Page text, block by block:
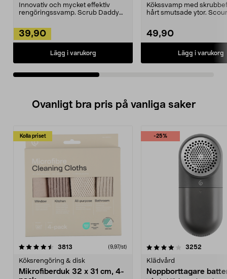
Innovativ och mycket effektiv
rengöringssvamp. Scrub Daddy
39,90
Lägg i varukorg
Daddy Steel, 2-pack
Kökssvamp med
hårt smutsade ytor.
49,90
Lägg i varukorg
Ovanligt bra pris på vanliga saker
Kolla priset
3813 (9,97/st)
Köksrengöring & disk
Mikrofiberduk 32 x 31 cm, 4-
-25%
4.0av 5 stjärnor 3252
Klädvård
Noppborttagare
4.5av 5 stjärnor